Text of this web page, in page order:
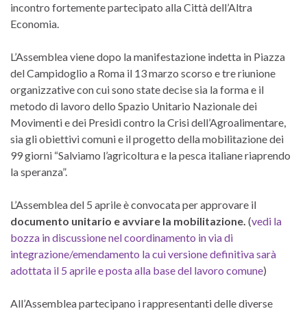
incontro fortemente partecipato alla Città dell’Altra
Economia.
L’Assemblea viene dopo la manifestazione indetta in Piazza
del Campidoglio a Roma il 13 marzo scorso e tre riunione
organizzative con cui sono state decise sia la forma e il
metodo di lavoro dello Spazio Unitario Nazionale dei
Movimenti e dei Presidi contro la Crisi dell’Agroalimentare,
sia gli obiettivi comuni e il progetto della mobilitazione dei
99 giorni “Salviamo l’agricoltura e la pesca italiane riaprendo
la speranza”.
L’Assemblea del 5 aprile è convocata per approvare il
documento unitario e avviare la mobilitazione. (vedi la
bozza in discussione nel coordinamento in via di
integrazione/emendamento la cui versione definitiva sarà
adottata il 5 aprile e posta alla base del lavoro comune)
All’Assemblea partecipano i rappresentanti delle diverse